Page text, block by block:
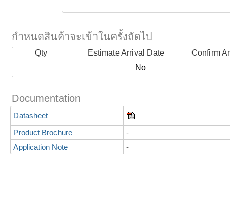
กำหนดสินค้าจะเข้าในครั้งถัดไป
Qty Estimate Arrival Date
Confirm
No
Documentation
Datasheet
Product Brochure
-
Application Note
-